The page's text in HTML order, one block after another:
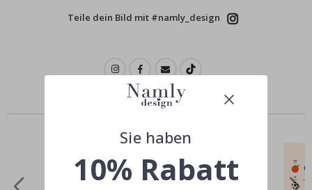
Teile dein Bild mit #namly_design
Ähnliche Produkte
Sie haben
10% Rabatt